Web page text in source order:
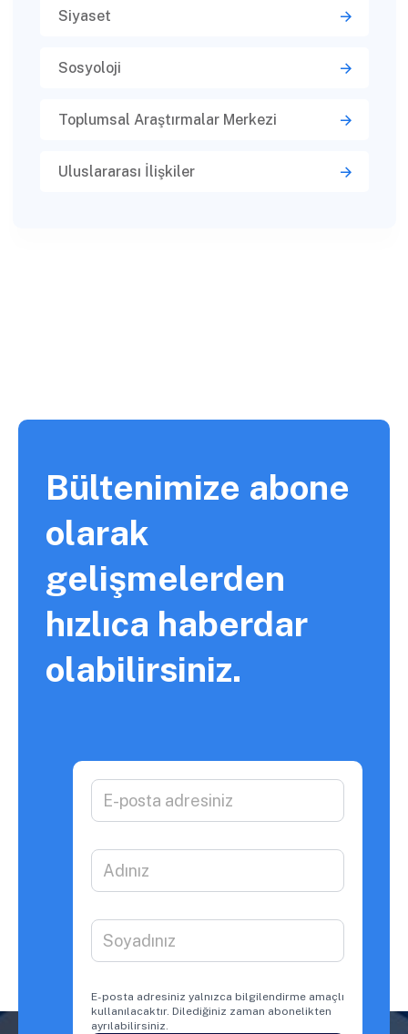
Siyaset
Sosyoloji
Toplumsal Araştırmalar Merkezi
Uluslararası İlişkiler
Bültenimize abone
olarak
gelişmelerden
hızlıca haberdar
olabilirsiniz.​
E-posta adresiniz yalnızca bilgilendirme amaçlı
kullanılacaktır. Dilediğiniz zaman abonelikten
ayrılabilirsiniz.